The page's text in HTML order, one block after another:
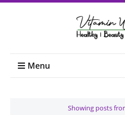
Menu
Showing posts